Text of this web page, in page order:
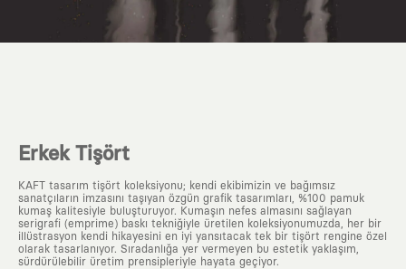
Erkek Tişört
KAFT tasarım tişört koleksiyonu; kendi ekibimizin ve bağımsız
sanatçıların imzasını taşıyan özgün grafik tasarımları, %100 pamuk
kumaş kalitesiyle buluşturuyor. Kumaşın nefes almasını sağlayan
serigrafi (emprime) baskı tekniğiyle üretilen koleksiyonumuzda, her bir
illüstrasyon kendi hikayesini en iyi yansıtacak tek bir tişört rengine özel
olarak tasarlanıyor. Sıradanlığa yer vermeyen bu estetik yaklaşım,
sürdürülebilir üretim prensipleriyle hayata geçiyor.